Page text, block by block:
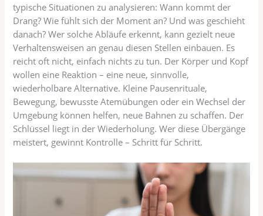
typische Situationen zu analysieren: Wann kommt der
Drang? Wie fühlt sich der Moment an? Und was geschieht
danach? Wer solche Abläufe erkennt, kann gezielt neue
Verhaltensweisen an genau diesen Stellen einbauen. Es
reicht oft nicht, einfach nichts zu tun. Der Körper und Kopf
wollen eine Reaktion – eine neue, sinnvolle,
wiederholbare Alternative. Kleine Pausenrituale,
Bewegung, bewusste Atemübungen oder ein Wechsel der
Umgebung können helfen, neue Bahnen zu schaffen. Der
Schlüssel liegt in der Wiederholung. Wer diese Übergänge
meistert, gewinnt Kontrolle – Schritt für Schritt.